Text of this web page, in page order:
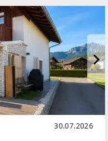
30.07.2026